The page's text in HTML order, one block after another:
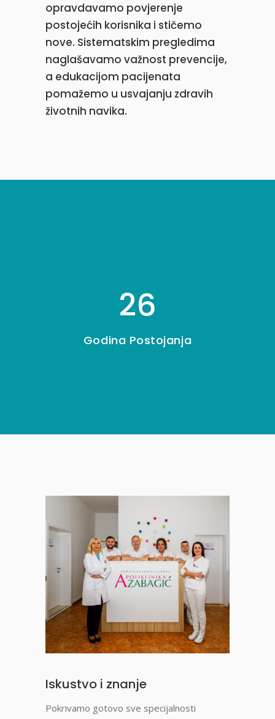
opravdavamo povjerenje
postojećih korisnika i stičemo
nove. Sistematskim pregledima
naglašavamo važnost prevencije,
a edukacijom pacijenata
pomažemo u usvajanju zdravih
životnih navika.
26
Godina Postojanja
Iskustvo i znanje
Pokrivamo gotovo sve specijalnosti